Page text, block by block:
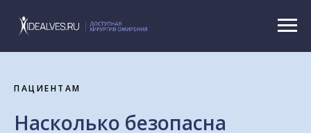
ПАЦИЕНТАМ
Насколько безопасна